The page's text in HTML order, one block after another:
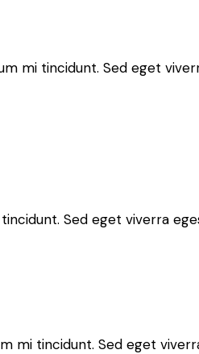
mi tincidunt. Sed eget
Sed eget viverra
mi tincidunt. Sed eget